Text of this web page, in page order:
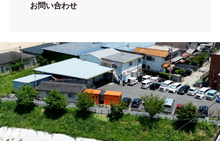
お問い合わせ